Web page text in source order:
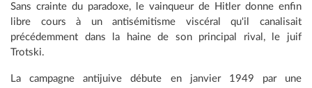
Sans crainte du paradoxe, le vainqueur de Hitler donne enfin
libre cours à un antisémitisme viscéral qu'il canalisait
précédemment dans la haine de son principal rival, le juif
Trotski.
La campagne antijuive débute en janvier 1949 par une